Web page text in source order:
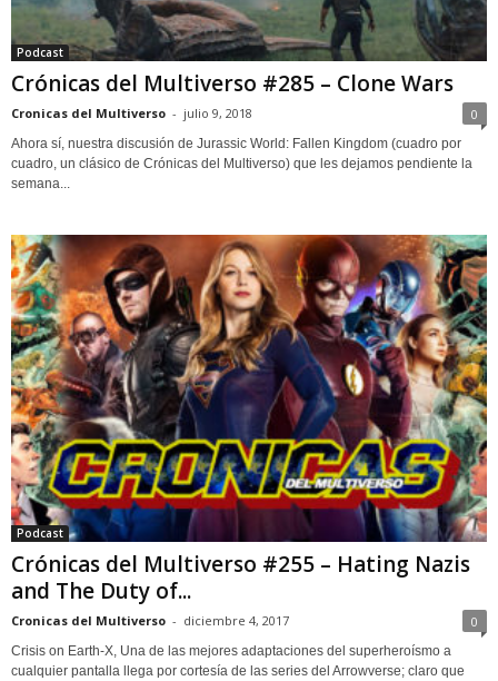
Podcast
Crónicas del Multiverso #285 – Clone Wars
Cronicas del Multiverso - julio 9, 2018 0
Ahora sí, nuestra discusión de Jurassic World: Fallen Kingdom (cuadro por
cuadro, un clásico de Crónicas del Multiverso) que les dejamos pendiente la
semana...
Podcast
Crónicas del Multiverso #255 – Hating Nazis
and The Duty of...
Cronicas del Multiverso - diciembre 4, 2017 0
Crisis on Earth-X, Una de las mejores adaptaciones del superheroísmo a
cualquier pantalla llega por cortesía de las series del Arrowverse; claro que